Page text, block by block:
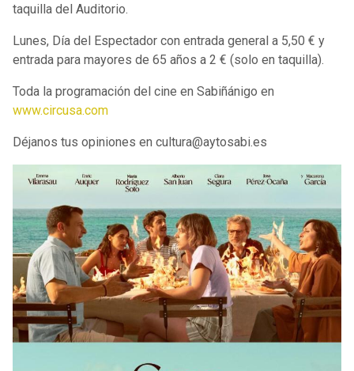
taquilla del Auditorio.
Lunes, Día del Espectador con entrada general a 5,50 € y
entrada para mayores de 65 años a 2 € (solo en taquilla).
Toda la programación del cine en Sabiñánigo en
www.circusa.com
Déjanos tus opiniones en cultura@aytosabi.es